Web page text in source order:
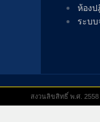
ห้องป
ระบบ
สงวนลิขสิทธิ์ พ.ศ.